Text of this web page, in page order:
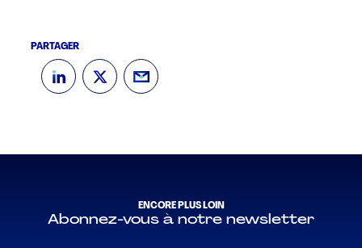
PARTAGER
ENCORE PLUS LOIN
Abonnez-vous à notre newsletter